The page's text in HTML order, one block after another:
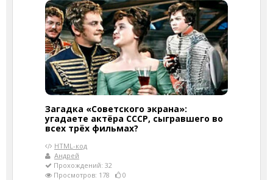
Загадка «Советского экрана»:
угадаете актёра СССР, сыгравшего во
всех трёх фильмах?
HTML-код
Андрей
Прохождений: 32
Просмотров: 178
0